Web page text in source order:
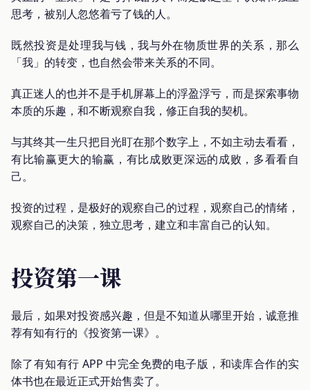
思考，被别人忽悠着亏了钱的人。
既然投资是处理我与钱，我与外在物质世界的关系，那么
「我」的转变，也自然会带来关系的不同。
真正迷人的也并不是手机屏幕上的浮盈浮亏，而是探索事物
本质的乐趣，和不断观察自我，修正自我的契机。
与其终其一生只把目光盯在那个数字上，不如主动去看看，
有比输赢更大的输赢，有比成败更深远的成败，多看看自
己。
投资的过程，是极好的观察自己的过程，观察自己的情绪，
观察自己的决策，独立思考，建立和丰富自己的认知。
投资第一课
最后，如果对投资感兴趣，但是不知道从哪里开始，诚意推
荐有知有行的《投资第一课》。
除了有知有行 APP 中完全免费的电子版，和读库合作的实
体书也在最近正式开始售卖了。